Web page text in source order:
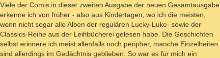
Viele der Comis in dieser zweiten Ausgabe der neuen Gesamtausgabe
erkenne ich von früher - also aus Kindertagen, wo ich die meisten,
wenn nicht sogar alle Alben der regulären Lucky-Luke- sowie der
Classics-Reihe aus der Leihbücherei gelesen habe. Die Geschichten
selbst erinnere ich meist allenfalls noch peripher, manche Einzelheiten
sind allerdings im Gedächtnis geblieben. So war es für mich ein